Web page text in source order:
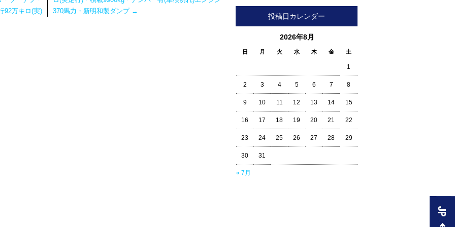
92万キロ(実)
370馬力・新明和製ダンプ →
投稿日カレンダー
2026年8月
日 月 火 水 木 金 土
« 7月
1
2 3 4 5 6 7 8
9 10 11 12 13 14 15
16 17 18 19 20 21 22
23 24 25 26 27 28 29
30 31